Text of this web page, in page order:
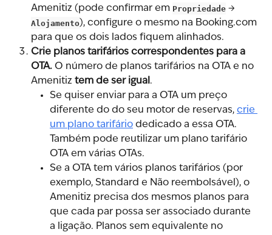
Amenitiz (pode confirmar em Propriedade →
Alojamento), configure o mesmo na Booking.com
para que os dois lados fiquem alinhados.
Crie planos tarifários correspondentes para a
OTA. O número de planos tarifários na OTA e no
Amenitiz tem de ser igual.
Se quiser enviar para a OTA um preço
diferente do do seu motor de reservas, crie
um plano tarifário dedicado a essa OTA.
Também pode reutilizar um plano tarifário
OTA em várias OTAs.
Se a OTA tem vários planos tarifários (por
exemplo, Standard e Não reembolsável), o
Amenitiz precisa dos mesmos planos para
que cada par possa ser associado durante
a ligação. Planos sem equivalente no